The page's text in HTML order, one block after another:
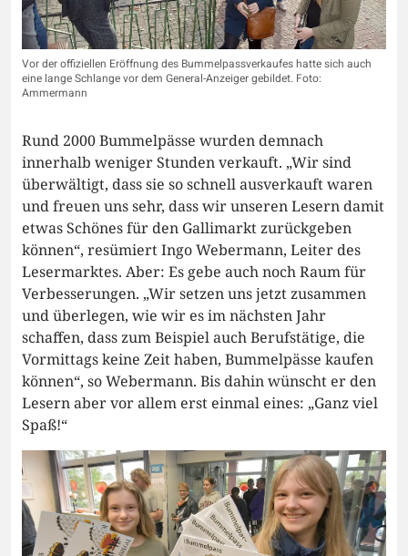
Vor der offiziellen Eröffnung des Bummelpassverkaufes hatte sich auch
eine lange Schlange vor dem General-Anzeiger gebildet. Foto:
Ammermann
Rund 2000 Bummelpässe wurden demnach
innerhalb weniger Stunden verkauft. „Wir sind
überwältigt, dass sie so schnell ausverkauft waren
und freuen uns sehr, dass wir unseren Lesern damit
etwas Schönes für den Gallimarkt zurückgeben
können“, resümiert Ingo Webermann, Leiter des
Lesermarktes. Aber: Es gebe auch noch Raum für
Verbesserungen. „Wir setzen uns jetzt zusammen
und überlegen, wie wir es im nächsten Jahr
schaffen, dass zum Beispiel auch Berufstätige, die
Vormittags keine Zeit haben, Bummelpässe kaufen
können“, so Webermann. Bis dahin wünscht er den
Lesern aber vor allem erst einmal eines: „Ganz viel
Spaß!“